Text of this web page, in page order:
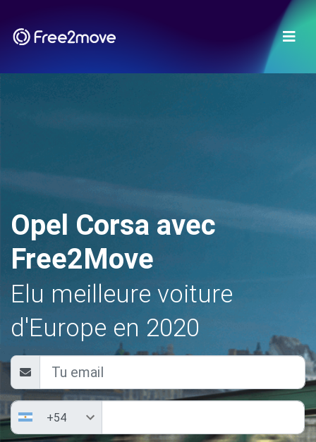
Opel Corsa avec
Free2Move
Elu meilleure voiture
d'Europe en 2020